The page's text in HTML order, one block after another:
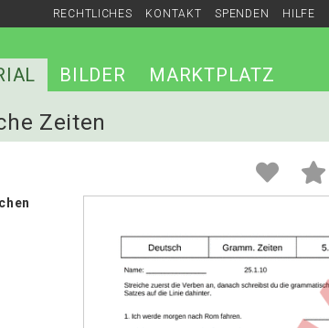
RECHTLICHES KONTAKT SPENDEN HILFE
BILDER MARKTPLATZ
Zeiten